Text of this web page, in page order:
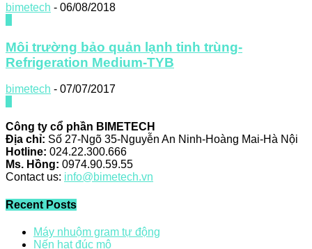
bimetech - 06/08/2018
Môi trường bảo quản lạnh tinh trùng-
Refrigeration Medium-TYB
bimetech - 07/07/2017
Công ty cổ phần BIMETECH
Địa chỉ: Số 27-Ngõ 35-Nguyễn An Ninh-Hoàng Mai-Hà Nội
Hotline: 024.22.300.666
Ms. Hồng: 0974.90.59.55
Contact us: info@bimetech.vn
Recent Posts
Máy nhuộm gram tự động
Nến hạt đúc mô